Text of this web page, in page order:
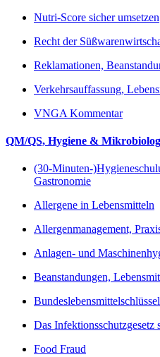
Nutri-Score sicher umsetzen
Recht der
Reklamationen,
Verkehrsauffassung,
VNGA Kommentar
QM/QS, Hygiene &
(30-Minuten-
Gastronomie
Allergene in Lebensmitteln
Allergenmanagement,
Anlagen- und
Beanstandungen,
Bundeslebensmittelschlüssel
Das Infektionsschutzgesetz
Food Fraud